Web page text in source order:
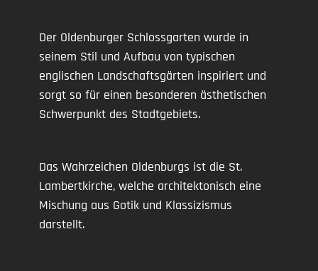
Der Oldenburger Schlossgarten wurde in
seinem Stil und Aufbau von typischen
englischen Landschaftsgärten inspiriert und
sorgt so für einen besonderen ästhetischen
Schwerpunkt des Stadtgebiets.
Das Wahrzeichen Oldenburgs ist die St.
Lambertkirche, welche architektonisch eine
Mischung aus Gotik und Klassizismus
darstellt.